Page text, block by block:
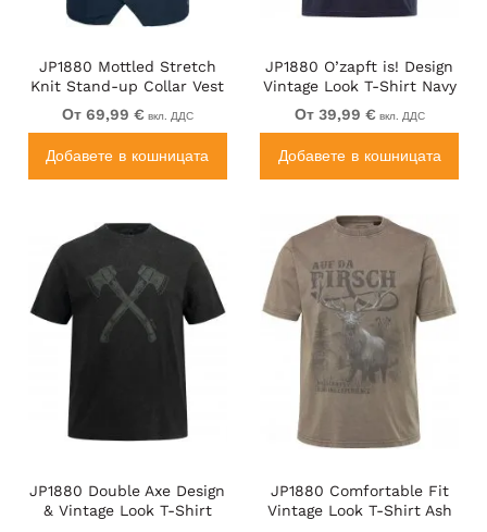
JP1880 Mottled Stretch
Knit Stand-up Collar Vest
Navy Blue
От 69,99 € вкл. ДДС
Добавете в кошницата
JP1880 O’zapft is! Design
Vintage Look T-Shirt Navy
Blue
От 39,99 € вкл. ДДС
Добавете в кошницата
JP1880 Double Axe Design
& Vintage Look T-Shirt
JP1880 Comfortable Fit
Vintage Look T-Shirt Ash